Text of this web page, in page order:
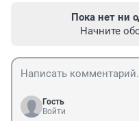
Пока нет ни
Начните
Гость
Войти